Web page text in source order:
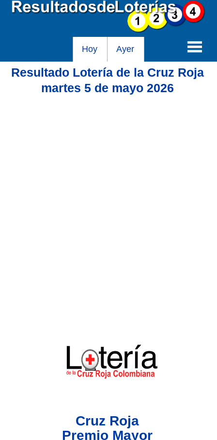
Hoy Ayer
Baloto
Lotería de Risaralda
Lotería de Santander
Resultado Lotería de la Cruz Roja
martes 5 de mayo 2026
Cruz Roja
Premio Mayor